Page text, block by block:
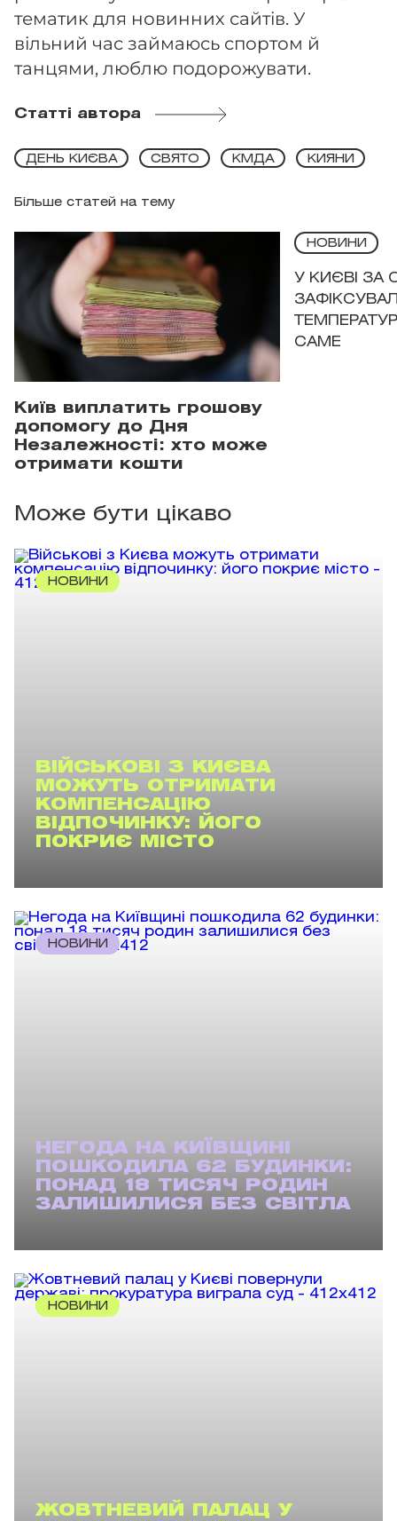
тематик для новинних сайтів. У
вільний час займаюсь спортом й
танцями, люблю подорожувати.
Статті автора
Більше статей на тему
ДЕНЬ КИЄВА СВЯТО КМДА КИЯНИ
Київ виплатить грошову
допомогу до Дня
Незалежності: хто може
отримати кошти
НОВИНИ
У КИЄВІ ЗА
САМЕ
Може бути цікаво
НОВИНИ
ВІЙСЬКОВІ З КИЄВА
МОЖУТЬ ОТРИМАТИ
КОМПЕНСАЦІЮ
ВІДПОЧИНКУ: ЙОГО
ПОКРИЄ МІСТО
НОВИНИ
НЕГОДА НА КИЇВЩИНІ
ПОШКОДИЛА 62 БУДИНКИ:
ПОНАД 18 ТИСЯЧ РОДИН
ЗАЛИШИЛИСЯ БЕЗ СВІТЛА
НОВИНИ
ЖОВТНЕВИЙ ПАЛАЦ У